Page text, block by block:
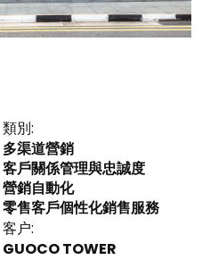
類別:
多渠道營銷
客戶關係管理與忠誠度
營銷自動化
零售客戶個性化銷售服務
客户:
GUOCO TOWER